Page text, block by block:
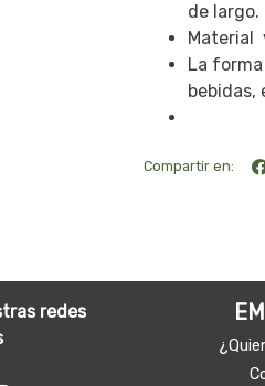
de largo.
Material
La
bebidas,
Compartir en:
redes